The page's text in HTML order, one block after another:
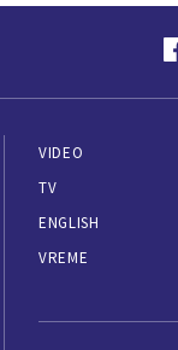
VIDEO
TV
ENGLISH
VREME